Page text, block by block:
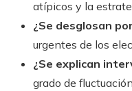
atípicos y la
¿Se desglosan
urgentes de los
¿Se explican
grado de